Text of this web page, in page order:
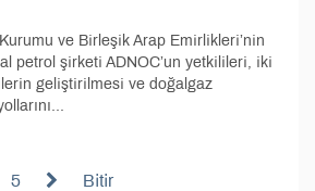
ve Birleşik Arap Emirlikleri’nin
petrol şirketi ADNOC’un yetkilileri, iki
geliştirilmesi ve doğalgaz
5 Bitir